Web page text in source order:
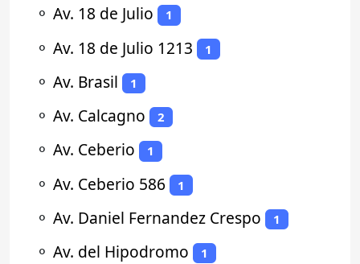
⚬ Av. 18 de Julio 1
⚬ Av. 18 de Julio 1213 1
⚬ Av. Brasil 1
⚬ Av. Calcagno 2
⚬ Av. Ceberio 1
⚬ Av. Ceberio 586 1
⚬ Av. Daniel Fernandez Crespo 1
⚬ Av. del Hipodromo 1